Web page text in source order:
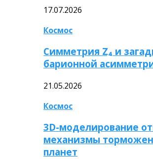
17.07.2026
Космос
Симметрия Z₄ и
барионной
21.05.2026
Космос
3D-моделирование
механизмы
планет